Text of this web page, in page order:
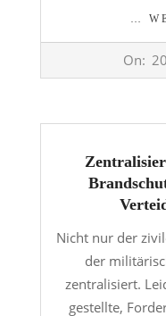
…
On:
Nicht nur der
der
zentralisiert.
gestellte,